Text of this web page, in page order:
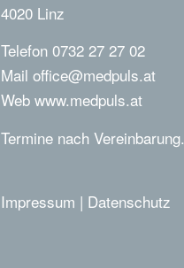
4020 Linz
Telefon 0732 27 27 02
Mailoffice@medpuls.at
Webwww.medpuls.at
Termine nach Vereinbarung.
Impressum | Datenschutz